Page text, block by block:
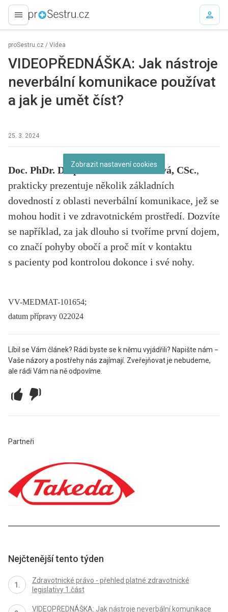
proLékaře.cz
proSestru.cz / Videa
VIDEOPŘEDNÁŠKA: Jak nástroje
neverbální komunikace používat
a jak je umět číst?
25. 3. 2024
Zobrazit nastavení cookies
Doc. PhDr. Dr. phil. Laura Janáčková, CSc.,
prakticky prezentuje několik základních
dovedností z oblasti neverbální komunikace, jež se
mohou hodit i ve zdravotnickém prostředí. Dozvíte
se například, za jak dlouho si tvoříme první dojem,
co značí pohyby obočí a proč mít v kontaktu
s pacienty pod kontrolou dokonce i své nohy.
VV-MEDMAT-101654;
datum přípravy 022024
Líbil se Vám článek? Rádi byste se k němu vyjádřili? Napište nám −
Vaše názory a postřehy nás zajímají. Zveřejňovat je nebudeme,
ale rádi Vám na ně odpovíme.
Partneři
Nejčtenější tento týden
Zdravotnické právo - přehled platné zdravotnické
legislativy 1.část
VIDEOPŘEDNÁŠKA: Jak nástroje neverbální komunikace